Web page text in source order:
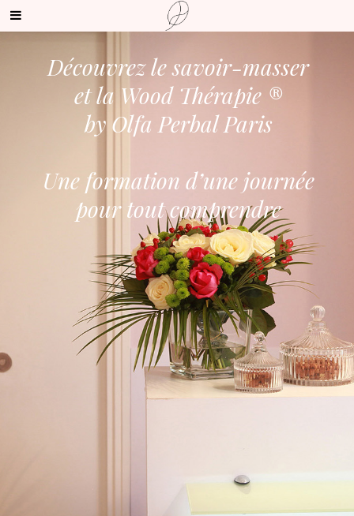
Découvrez le savoir-masser
et la Wood Thérapie ®
by Olfa Perbal Paris
Une formation d’une journée
pour tout comprendre